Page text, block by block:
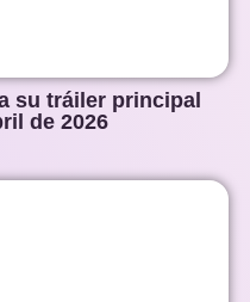
su tráiler principal
de 2026